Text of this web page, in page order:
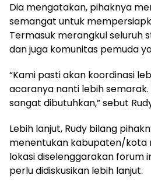
Dia mengatakan, pihaknya
semangat untuk
Termasuk merangkul seluruh
dan juga komunitas pemuda
“Kami pasti akan koordinasi
acaranya nanti lebih
sangat dibutuhkan,” sebut
Lebih lanjut, Rudy bilang
menentukan kabupaten/kota
lokasi diselenggarakan forum
perlu didiskusikan lebih lanjut.